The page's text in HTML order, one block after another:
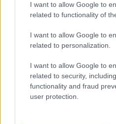
I want to allow Google to
related to functionality of
I want to allow Google to
related to personalization.
I want to allow Google to
related to security,
functionality and fraud
user protection.
Felkészülési szezon 4. mérkőzés
Nya Ullevi, Göteborg
1 nap 12 óra 2 perc 33 másodperc
Leeds UnitedvsManchester United
AC Milanvs Manchester United